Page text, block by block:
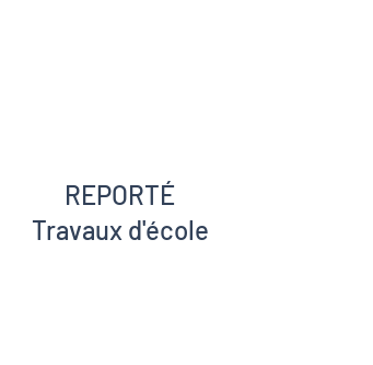
REPORTÉ
Travaux d'école